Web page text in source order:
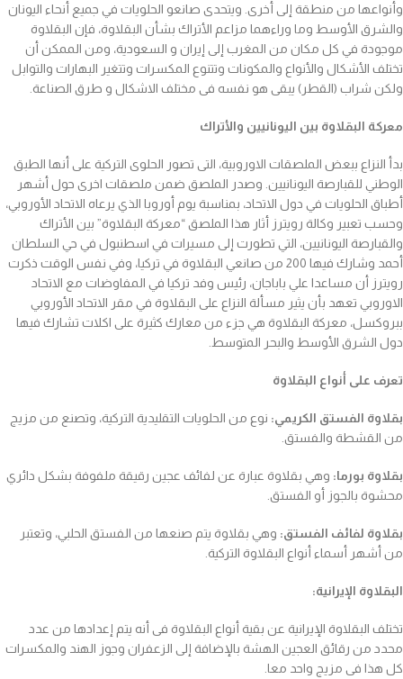
وأنواعها من منطقة إلى أخرى. ويتحدى صانعو الحلويات في جميع أنحاء اليونان
والشرق الأوسط وما وراءهما مزاعم الأتراك بشأن البقلاوة، فإن البقلاوة
موجودة في كل مكان من المغرب إلى إيران و السعودية، ومن الممكن أن
تختلف الأشكال والأنواع والمكونات وتتنوع المكسرات وتتغير البهارات والتوابل
ولكن شراب (القطر) يبقى هو نفسه فى مختلف الاشكال و طرق الصناعة.
معركة البقلاوة بين اليونانيين والأتراك
بدأ النزاع ببعض الملصقات الاوروبية، التى تصور الحلوى التركية على أنها الطبق
الوطني للقبارصة اليونانيين. وصدر الملصق ضمن ملصقات اخرى حول أشهر
أطباق الحلويات في دول الاتحاد، بمناسبة يوم أوروبا الذي يرعاه الاتحاد الأوروبي،
وحسب تعبير وكالة رويترز أثار هذا الملصق “معركة البقلاوة” بين الأتراك
والقبارصة اليونانيين، التي تطورت إلى مسيرات في اسطنبول في حي السلطان
أحمد وشارك فيها 200 من صانعي البقلاوة في تركيا، وفي نفس الوقت ذكرت
رويترز أن مساعدا علي باباجان، رئيس وفد تركيا في المفاوضات مع الاتحاد
الاوروبي تعهد بأن يثير مسألة النزاع على البقلاوة في مقر الاتحاد الأوروبي
ببروكسل، معركة البقلاوة هي جزء من معارك كثيرة على اكلات تشارك فيها
دول الشرق الأوسط والبحر المتوسط.
تعرف على أنواع البقلاوة
بقلاوة الفستق الكريمي: نوع من الحلويات التقليدية التركية، وتصنع من مزيج
من القشطة والفستق.
بقلاوة بورما: وهي بقلاوة عبارة عن لفائف عجين رقيقة ملفوفة بشكل دائري
محشوة بالجوز أو الفستق.
بقلاوة لفائف الفستق: وهي بقلاوة يتم صنعها من الفستق الحلبي، وتعتبر
من أشهر أسماء أنواع البقلاوة التركية.
البقلاوة الإيرانية:
تختلف البقلاوة الإيرانية عن بقية أنواع البقلاوة فى أنه يتم إعدادها من عدد
محدد من رقائق العجين الهشة بالإضافة إلى الزعفران وجوز الهند والمكسرات
كل هذا فى مزيج واحد معا.